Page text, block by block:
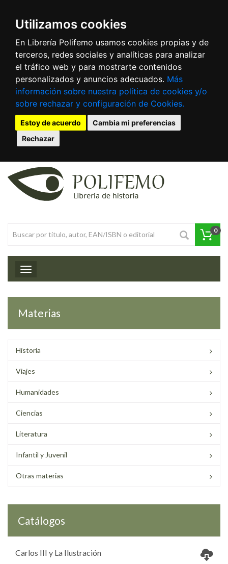
Utilizamos cookies
En Librería Polifemo usamos cookies propias y de
terceros, redes sociales y analíticas para analizar
el tráfico web y para mostrarte contenidos
personalizados y anuncios adecuados. Más
información sobre nuestra política de cookies y/o
sobre rechazar y configuración de Cookies.
Estoy de acuerdo
Cambia mi preferencias
Rechazar
0
Toggle navigation
Materias
Historia
Viajes
Humanidades
Ciencias
Literatura
Infantil y Juvenil
Otras materias
Catálogos
Carlos III y La Ilustración